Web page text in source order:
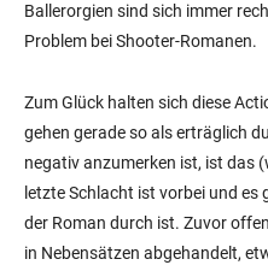
Ballerorgien sind sich immer
Problem bei Shooter-Romanen.
Zum Glück halten sich diese
gehen gerade so als erträglich
negativ anzumerken ist, ist das
letzte Schlacht ist vorbei und es
der Roman durch ist. Zuvor
in Nebensätzen abgehandelt,